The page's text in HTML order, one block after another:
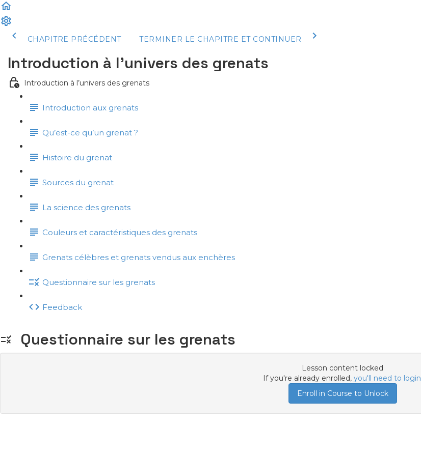
CHAPITRE PRÉCÉDENT TERMINER LE CHAPITRE ET CONTINUER
Introduction à l’univers des grenats
Introduction à l’univers des grenats
Introduction aux grenats
Qu’est-ce qu’un grenat ?
Histoire du grenat
Sources du grenat
La science des grenats
Couleurs et caractéristiques des grenats
Grenats célèbres et grenats vendus aux enchères
Questionnaire sur les grenats
Feedback
Questionnaire sur les grenats
Lesson content locked
If you're already enrolled, you'll need to login
Enroll in Course to Unlock